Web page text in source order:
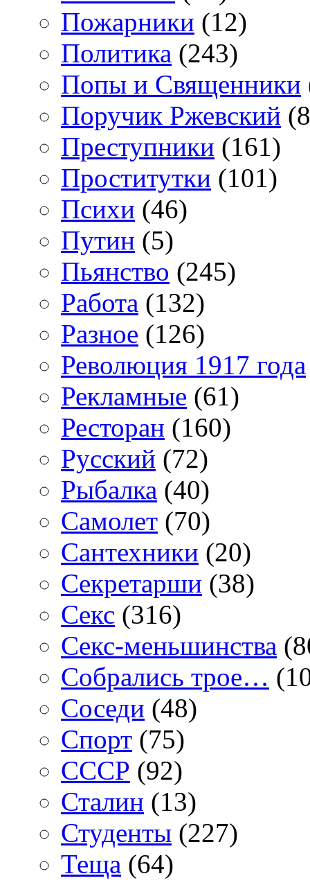
Пожарники (12)
Политика (243)
Попы и Священники
Поручик Ржевский
Преступники (161)
Проститутки (101)
Психи (46)
Путин (5)
Пьянство (245)
Работа (132)
Разное (126)
Революция 1917 года
Рекламные (61)
Ресторан (160)
Русский (72)
Рыбалка (40)
Самолет (70)
Сантехники (20)
Секретарши (38)
Секс (316)
Секс-меньшинства
Собрались трое…
Соседи (48)
Спорт (75)
СССР (92)
Сталин (13)
Студенты (227)
Теща (64)